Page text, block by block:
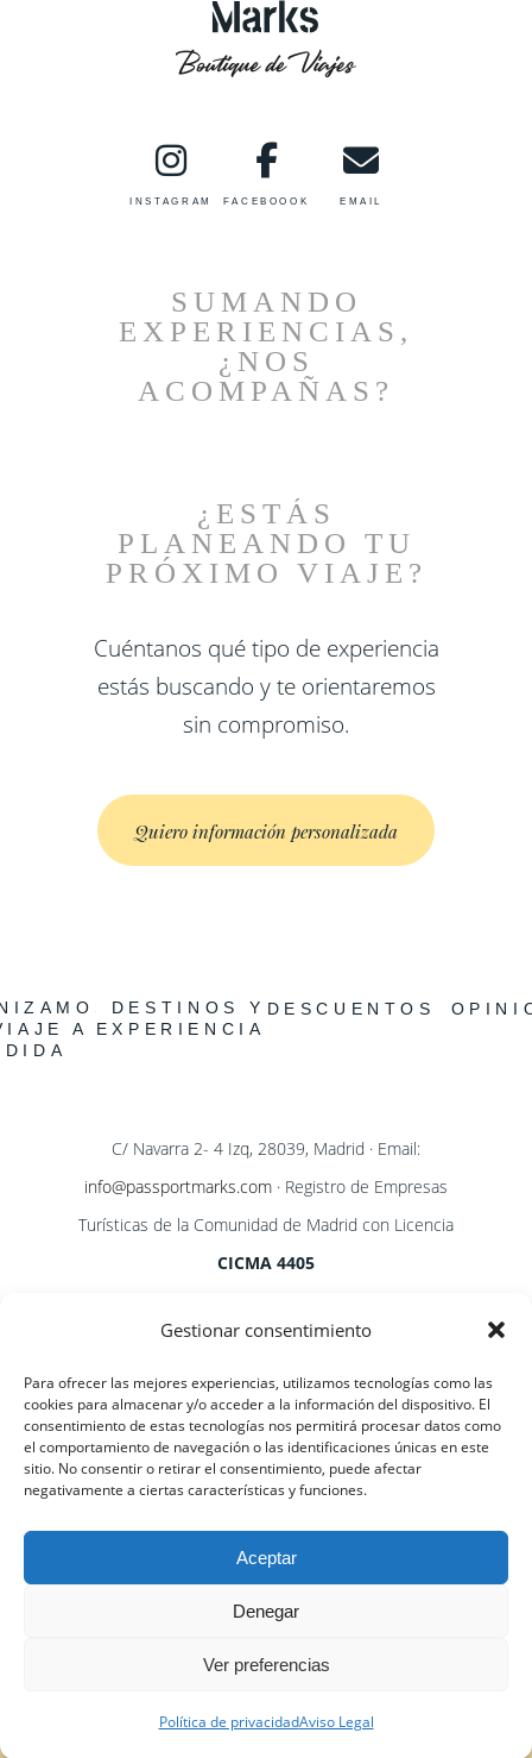
Gestionar consentimiento
Para ofrecer las mejores experiencias, utilizamos tecnologías como las
cookies para almacenar y/o acceder a la información del dispositivo. El
consentimiento de estas tecnologías nos permitirá procesar datos como
el comportamiento de navegación o las identificaciones únicas en este
sitio. No consentir o retirar el consentimiento, puede afectar
negativamente a ciertas características y funciones.
Aceptar
Denegar
Ver preferencias
Política de privacidadAviso Legal
INSTAGRAM FACEBOOOK EMAIL
SUMANDO
EXPERIENCIAS,
¿NOS
ACOMPAÑAS?
¿ESTÁS
PLANEANDO TU
PRÓXIMO VIAJE?
Cuéntanos qué tipo de experiencia
estás buscando y te orientaremos
sin compromiso.
Quiero información personalizada
A
DESTINOS Y
EXPERIENCIAS
DESCUENTOS
C/ Navarra 2- 4 Izq, 28039, Madrid · Email:
info@passportmarks.com · Registro de Empresas
Turísticas de la Comunidad de Madrid con Licencia
CICMA 4405
Services SL
Registro de Empresas Turísticas de la Comunidad
de Madrid con licenciaCICMA 4405.
SOBRE NOSOTROS
PRIVACIDAD
COOKIES